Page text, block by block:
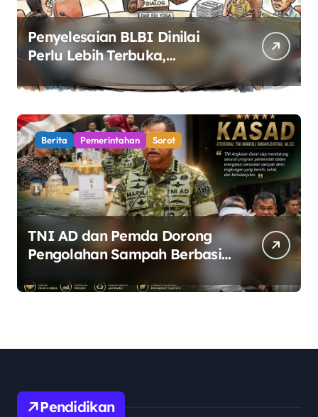
Penyelesaian BLBI Dinilai
Perlu Lebih Terbuka,
Pemerintah Diminta Buka
Ruang Dialog
Berita Pemerintahan Sorot
TNI AD dan Pemda Dorong
Pengolahan Sampah Berbasis
Pendidikan